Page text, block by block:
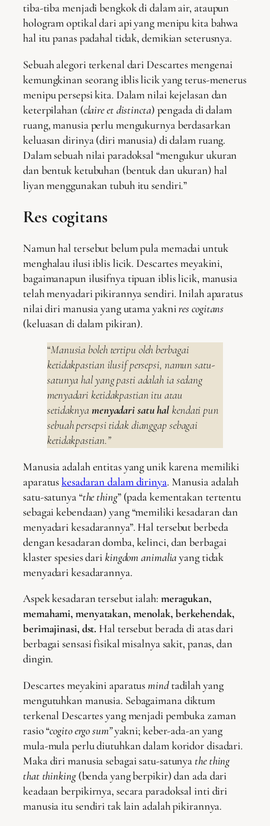
tiba-tiba menjadi bengkok di dalam air, ataupun
hologram optikal dari api yang menipu kita bahwa
hal itu panas padahal tidak, demikian seterusnya.
Sebuah alegori terkenal dari Descartes mengenai
kemungkinan seorang iblis licik yang terus-menerus
menipu persepsi kita. Dalam nilai kejelasan dan
keterpilahan (claire et distincta) pengada di dalam
ruang, manusia perlu mengukurnya berdasarkan
keluasan dirinya (diri manusia) di dalam ruang.
Dalam sebuah nilai paradoksal “mengukur ukuran
dan bentuk ketubuhan (bentuk dan ukuran) hal
liyan menggunakan tubuh itu sendiri.”
Res cogitans
Namun hal tersebut belum pula memadai untuk
menghalau ilusi iblis licik. Descartes meyakini,
bagaimanapun ilusifnya tipuan iblis licik, manusia
telah menyadari pikirannya sendiri. Inilah aparatus
nilai diri manusia yang utama yaknires cogitans
(keluasan di dalam pikiran).
“Manusia boleh tertipu oleh berbagai
ketidakpastian ilusif persepsi, namun satu-
satunya hal yang pasti adalah ia sedang
menyadari ketidakpastian itu atau
setidaknya menyadari satu halkendati pun
sebuah persepsi tidak dianggap sebagai
ketidakpastian.”
Manusia adalah entitas yang unik karena memiliki
aparatuskesadaran dalam dirinya. Manusia adalah
satu-satunya “the thing” (pada kementakan tertentu
sebagai kebendaan) yang “memiliki kesadaran dan
menyadari kesadarannya”. Hal tersebut berbeda
dengan kesadaran domba, kelinci, dan berbagai
klaster spesies dari kingdom animaliayang tidak
menyadari kesadarannya.
Aspek kesadaran tersebut ialah: meragukan,
memahami, menyatakan, menolak, berkehendak,
berimajinasi, dst. Hal tersebut berada di atas dari
berbagai sensasi fisikal misalnya sakit, panas, dan
dingin.
Descartes meyakini aparatusmindtadilah yang
mengutuhkan manusia. Sebagaimana diktum
terkenal Descartes yang menjadi pembuka zaman
rasio “cogito ergo sum”yakni; keber-ada-an yang
mula-mula perlu diutuhkan dalam koridor disadari.
Maka diri manusia sebagai satu-satunya the thing
that thinking(benda yang berpikir) dan ada dari
keadaan berpikirnya, secara paradoksal inti diri
manusia itu sendiri tak lain adalah pikirannya.